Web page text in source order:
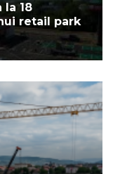
la 18
retail park